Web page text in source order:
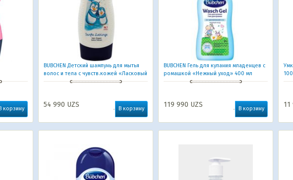
корзину
BUBCHEN Детский шампунь для мытья
волос и тела с чувств.кожей «Ласковый
и нежный» 230 мл
54 990 UZS В корзину
BUBCHEN Гель для купания младенцев с
ромашкой «Нежный уход» 400 мл
119 990 UZS В корзину 11